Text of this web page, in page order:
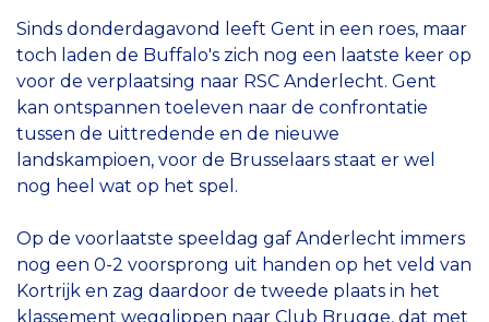
Sinds donderdagavond leeft Gent in een roes, maar
toch laden de Buffalo's zich nog een laatste keer op
voor de verplaatsing naar RSC Anderlecht. Gent
kan ontspannen toeleven naar de confrontatie
tussen de uittredende en de nieuwe
landskampioen, voor de Brusselaars staat er wel
nog heel wat op het spel.
Op de voorlaatste speeldag gaf Anderlecht immers
nog een 0-2 voorsprong uit handen op het veld van
Kortrijk en zag daardoor de tweede plaats in het
klassement wegglippen naar Club Brugge, dat met